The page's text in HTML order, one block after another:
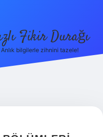
Fikir Durağı
Anlık bilgilerle zihnini tazele!